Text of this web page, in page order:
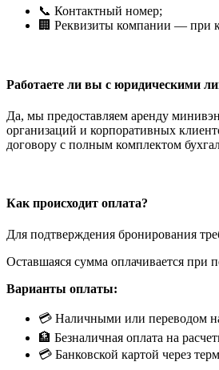
📞 Контактный номер;
🏢 Реквизиты компании — при
Работаете ли вы с юридическими
Да, мы предоставляем аренду
организаций и корпоративных
договору с полным комплектом
Как происходит оплата?
Для подтверждения бронирования
Оставшаяся сумма оплачивается при
Варианты оплаты:
💳 Наличными или переводом
🏦 Безналичная оплата на
💳 Банковской картой через